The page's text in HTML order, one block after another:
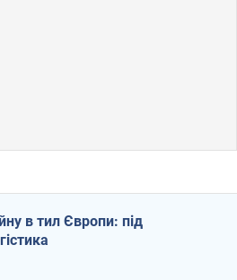
в тил Європи: під